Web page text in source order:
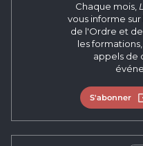
Chaque mois,
vous informe
de l'Ordre et
les
appels de
S'abonner